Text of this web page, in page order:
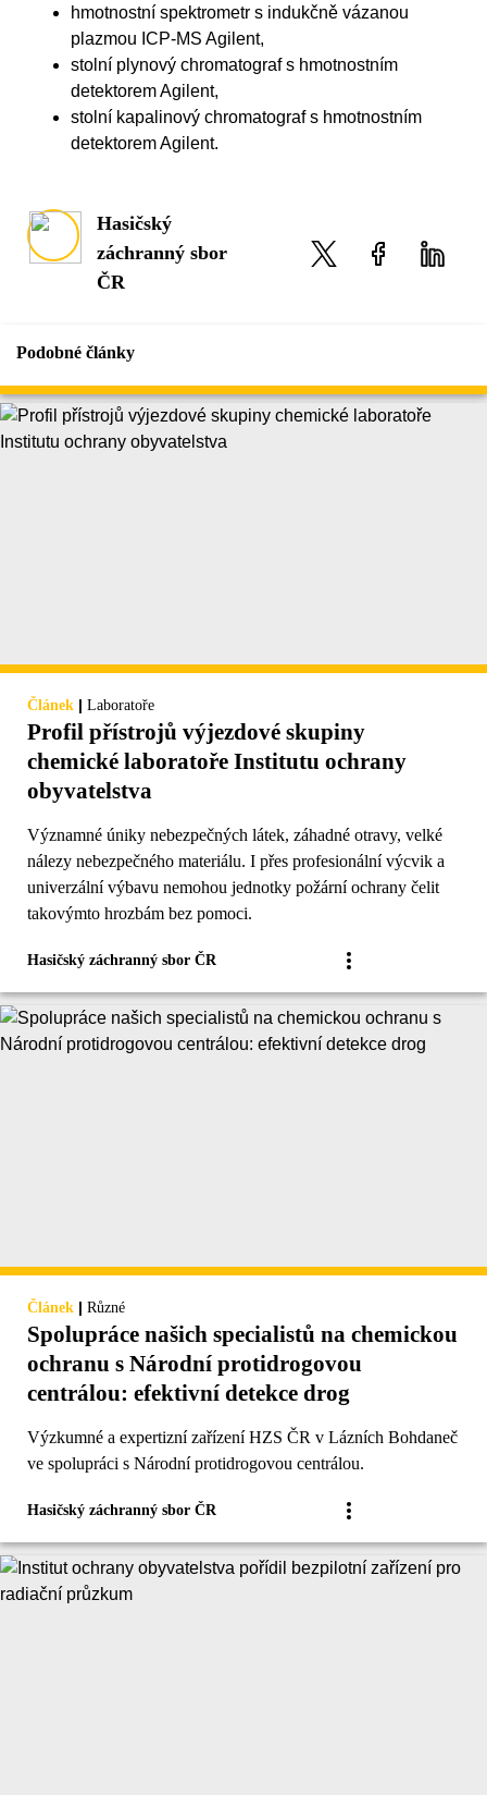
hmotnostní spektrometr s indukčně vázanou
plazmou ICP-MS Agilent,
stolní plynový chromatograf s hmotnostním
detektorem Agilent,
stolní kapalinový chromatograf s hmotnostním
detektorem Agilent.
Hasičský
záchranný sbor
ČR
Podobné články
Článek | Laboratoře
Profil přístrojů výjezdové skupiny
chemické laboratoře Institutu ochrany
obyvatelstva
Významné úniky nebezpečných látek, záhadné otravy, velké
nálezy nebezpečného materiálu. I přes profesionální výcvik a
univerzální výbavu nemohou jednotky požární ochrany čelit
takovýmto hrozbám bez pomoci.
Hasičský záchranný sbor ČR
Článek | Různé
Spolupráce našich specialistů na chemickou
ochranu s Národní protidrogovou
centrálou: efektivní detekce drog
Výzkumné a expertizní zařízení HZS ČR v Lázních Bohdaneč
ve spolupráci s Národní protidrogovou centrálou.
Hasičský záchranný sbor ČR